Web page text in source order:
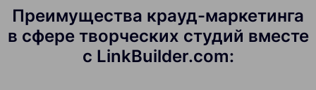
Преимущества крауд-маркетинга
в сфере творческих студий вместе
с LinkBuilder.com: